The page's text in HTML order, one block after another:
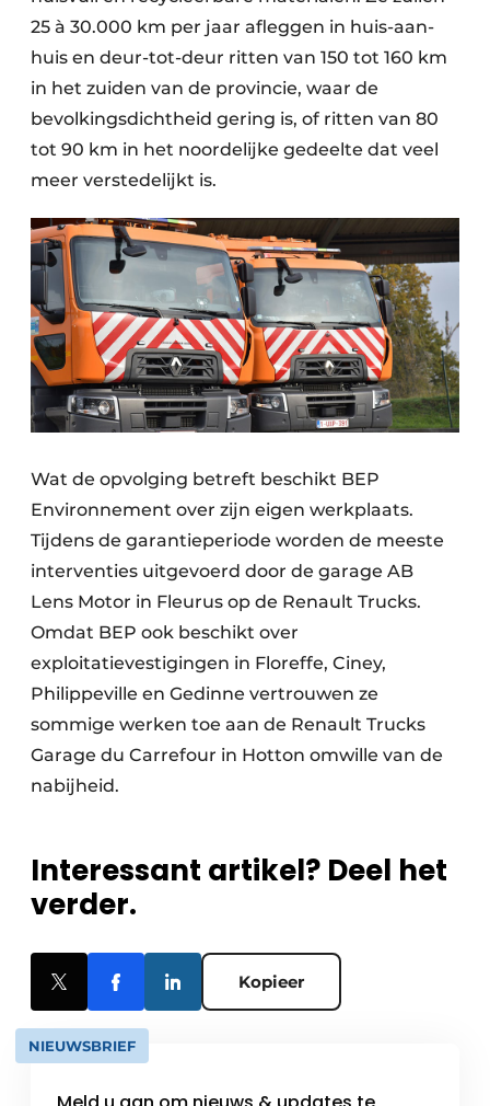
25 à 30.000 km per jaar afleggen in huis-aan-
huis en deur-tot-deur ritten van 150 tot 160 km
in het zuiden van de provincie, waar de
bevolkingsdichtheid gering is, of ritten van 80
tot 90 km in het noordelijke gedeelte dat veel
meer verstedelijkt is.
Wat de opvolging betreft beschikt BEP
Environnement over zijn eigen werkplaats.
Tijdens de garantieperiode worden de meeste
interventies uitgevoerd door de garage AB
Lens Motor in Fleurus op de Renault Trucks.
Omdat BEP ook beschikt over
exploitatievestigingen in Floreffe, Ciney,
Philippeville en Gedinne vertrouwen ze
sommige werken toe aan de Renault Trucks
Garage du Carrefour in Hotton omwille van de
nabijheid.
Interessant artikel? Deel het
verder.
Kopieer
NIEUWSBRIEF